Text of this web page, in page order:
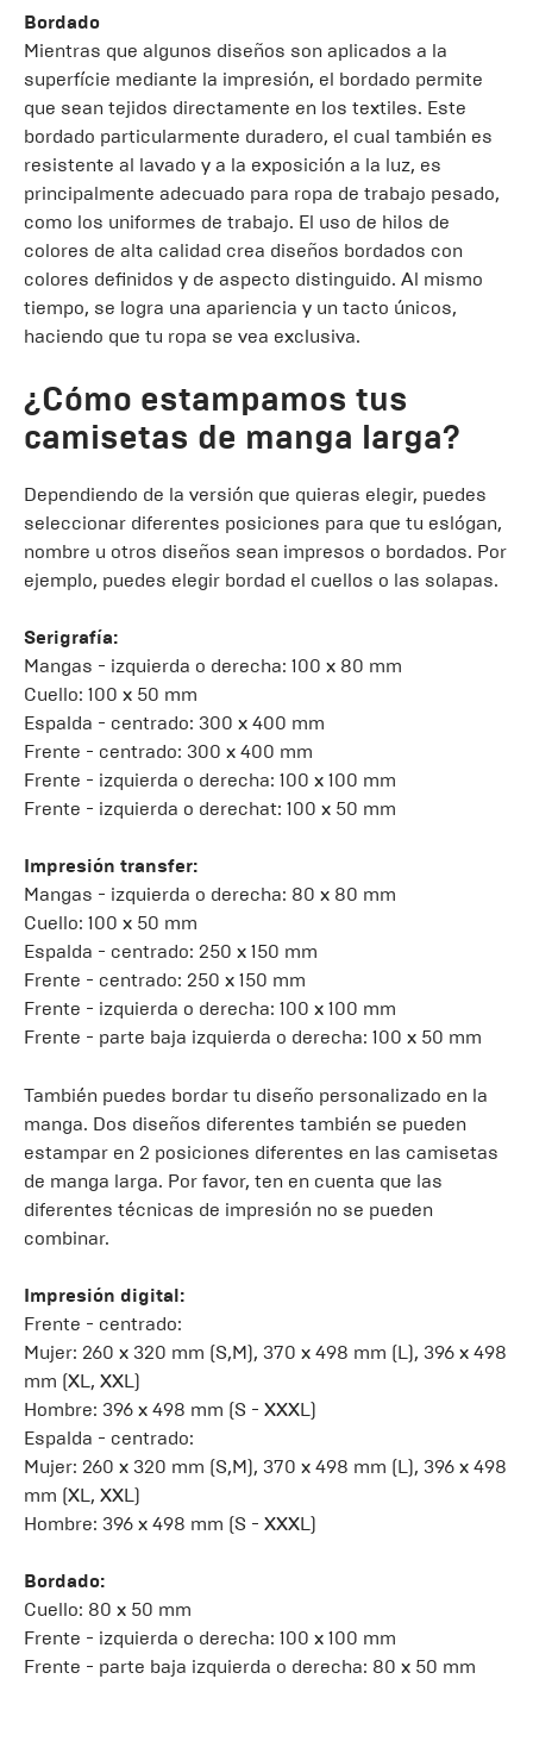
Bordado
Mientras que algunos diseños son aplicados a la
superfície mediante la impresión, el bordado permite
que sean tejidos directamente en los textiles. Este
bordado particularmente duradero, el cual también es
resistente al lavado y a la exposición a la luz, es
principalmente adecuado para ropa de trabajo pesado,
como los uniformes de trabajo. El uso de hilos de
colores de alta calidad crea diseños bordados con
colores definidos y de aspecto distinguido. Al mismo
tiempo, se logra una apariencia y un tacto únicos,
haciendo que tu ropa se vea exclusiva.
¿Cómo estampamos tus
camisetas de manga larga?
Dependiendo de la versión que quieras elegir, puedes
seleccionar diferentes posiciones para que tu eslógan,
nombre u otros diseños sean impresos o bordados. Por
ejemplo, puedes elegir bordad el cuellos o las solapas.
Serigrafía:
Mangas - izquierda o derecha: 100 x 80 mm
Cuello: 100 x 50 mm
Espalda - centrado: 300 x 400 mm
Frente - centrado: 300 x 400 mm
Frente - izquierda o derecha: 100 x 100 mm
Frente - izquierda o derechat: 100 x 50 mm
Impresión transfer:
Mangas - izquierda o derecha: 80 x 80 mm
Cuello: 100 x 50 mm
Espalda - centrado: 250 x 150 mm
Frente - centrado: 250 x 150 mm
Frente - izquierda o derecha: 100 x 100 mm
Frente - parte baja izquierda o derecha: 100 x 50 mm
También puedes bordar tu diseño personalizado en la
manga. Dos diseños diferentes también se pueden
estampar en 2 posiciones diferentes en las camisetas
de manga larga. Por favor, ten en cuenta que las
diferentes técnicas de impresión no se pueden
combinar.
Impresión digital:
Frente - centrado:
Mujer: 260 x 320 mm (S,M), 370 x 498 mm (L), 396 x 498
mm (XL, XXL)
Hombre: 396 x 498 mm (S - XXXL)
Espalda - centrado:
Mujer: 260 x 320 mm (S,M), 370 x 498 mm (L), 396 x 498
mm (XL, XXL)
Hombre: 396 x 498 mm (S - XXXL)
Bordado:
Cuello: 80 x 50 mm
Frente - izquierda o derecha: 100 x 100 mm
Frente - parte baja izquierda o derecha: 80 x 50 mm